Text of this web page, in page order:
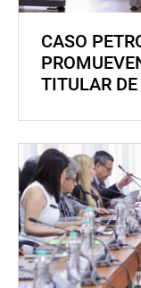
CASO
TITULAR